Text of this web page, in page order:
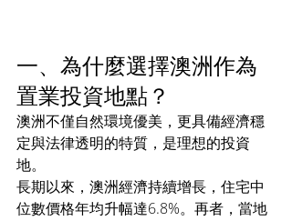
一、為什麼選擇澳洲作為
置業投資地點？
澳洲不僅自然環境優美，更具備經濟穩
定與法律透明的特質，是理想的投資
地。
長期以來，澳洲經濟持續增長，住宅中
位數價格年均升幅達6.8%。再者，當地